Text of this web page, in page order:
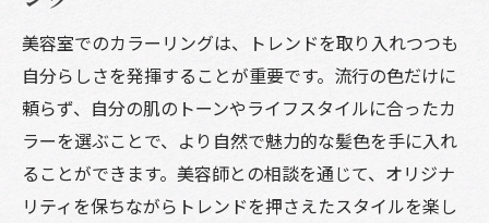
美容室でのカラーリングは、トレンドを取り入れつつも
自分らしさを発揮することが重要です。流行の色だけに
頼らず、自分の肌のトーンやライフスタイルに合ったカ
ラーを選ぶことで、より自然で魅力的な髪色を手に入れ
ることができます。美容師との相談を通じて、オリジナ
リティを保ちながらトレンドを押さえたスタイルを楽し